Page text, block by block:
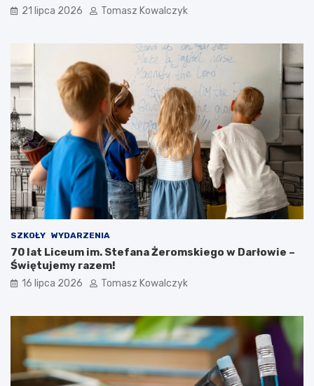
21 lipca 2026 Tomasz Kowalczyk
SZKOŁY WYDARZENIA
70 lat Liceum im. Stefana Żeromskiego w Darłowie –
Świętujemy razem!
16 lipca 2026 Tomasz Kowalczyk